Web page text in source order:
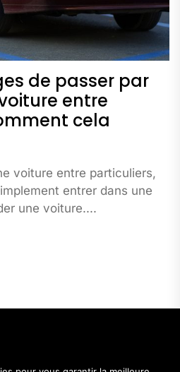
de passer par
entre
cela
voiture entre particuliers,
entrer dans une
une voiture....